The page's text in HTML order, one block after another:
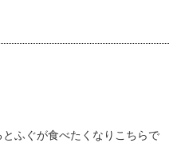
ふぐが食べたくなりこちらで